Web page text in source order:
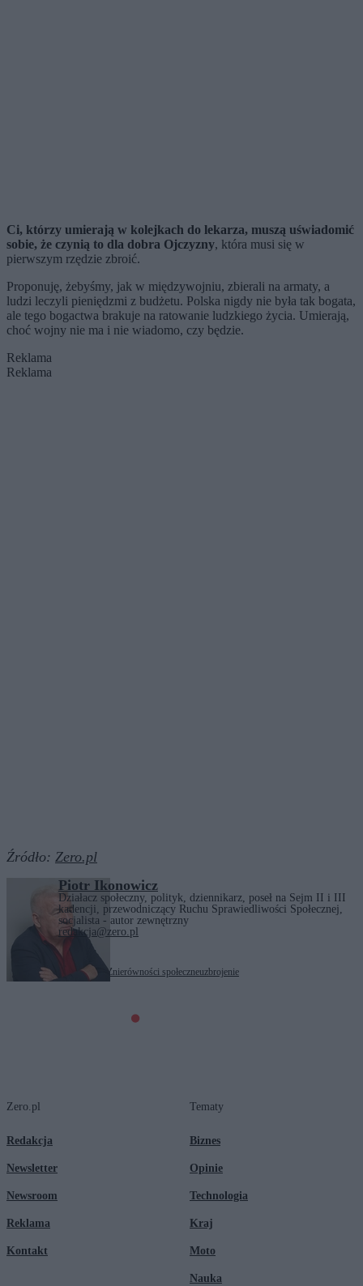
Ci, którzy umierają w kolejkach do lekarza, muszą uświadomić
sobie, że czynią to dla dobra Ojczyzny, która musi się w
pierwszym rzędzie zbroić.
Proponuję, żebyśmy, jak w międzywojniu, zbierali na armaty, a
ludzi leczyli pieniędzmi z budżetu. Polska nigdy nie była tak bogata,
ale tego bogactwa brakuje na ratowanie ludzkiego życia. Umierają,
choć wojny nie ma i nie wiadomo, czy będzie.
Reklama
Reklama
Źródło: Zero.pl
Piotr Ikonowicz
Działacz społeczny, polityk, dziennikarz, poseł na Sejm II i III
kadencji, przewodniczący Ruchu Sprawiedliwości Społecznej,
socjalista - autor zewnętrzny
redakcja@zero.pl
budżet państwa NFZnierówności społeczneuzbrojenie
Zero.pl
Redakcja
Newsletter
Newsroom
Reklama
Kontakt
Tematy
Biznes
Opinie
Technologia
Kraj
Moto
Nauka